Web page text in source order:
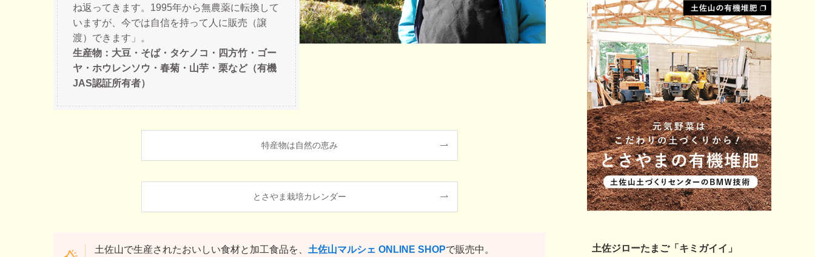
ね返ってきます。1995年から無農薬に転換して
いますが、今では自信を持って人に販売（譲
渡）できます」。
生産物：大豆・そば・タケノコ・四方竹・ゴー
ヤ・ホウレンソウ・春菊・山芋・栗など（有機
JAS認証所有者）
特産物は自然の恵み
とさやま栽培カレンダー
土佐山で生産されたおいしい食材と加工食品を、 土佐山マルシェ ONLINE SHOPで販売中。
土佐ジローたまご「キミガイイ」